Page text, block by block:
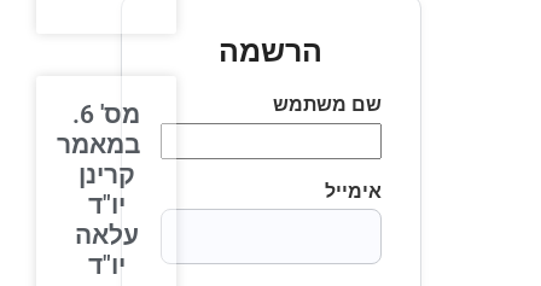
הרשמה
שם משתמש
אימייל
מס' 6.
במאמר
קרינן
יו"ד
עלאה
יו"ד